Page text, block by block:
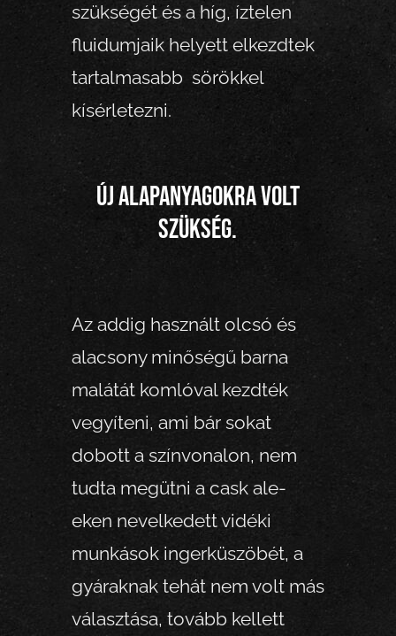
szükségét és a híg, íztelen
fluidumjaik helyett elkezdtek
tartalmasabb sörökkel
kísérletezni.
Új alapanyagokra volt
szükség.
Az addig használt olcsó és
alacsony minőségű barna
malátát komlóval kezdték
vegyíteni, ami bár sokat
dobott a színvonalon, nem
tudta megütni a cask ale-
eken nevelkedett vidéki
munkások ingerküszöbét, a
gyáraknak tehát nem volt más
választása, tovább kellett